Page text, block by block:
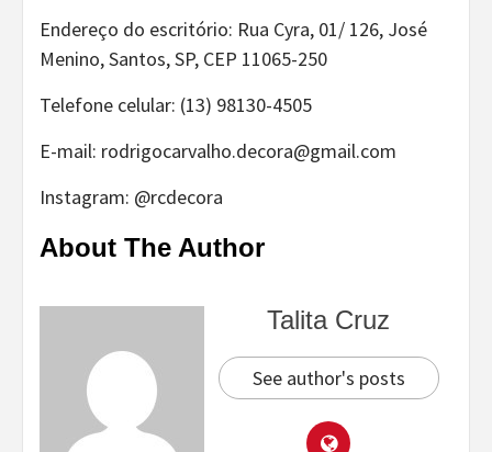
Endereço do escritório: Rua Cyra, 01/ 126, José
Menino, Santos, SP, CEP 11065-250
Telefone celular: (13) 98130-4505
E-mail: rodrigocarvalho.decora@gmail.com
Instagram: @rcdecora
About The Author
Talita Cruz
See author's posts